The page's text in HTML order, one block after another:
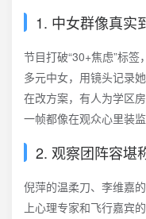
1. 中女群像真实
节目打破“30+焦虑”标
多元中女，用镜头记录
在改方案，有人为学区
一帧都像在观众心里装监
2. 观察团阵容堪
倪萍的温柔刀、李维嘉
上心理专家和飞行嘉宾